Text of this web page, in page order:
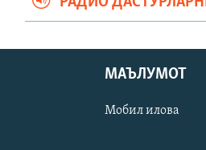
МАЪЛУМОТ
Мобил илова